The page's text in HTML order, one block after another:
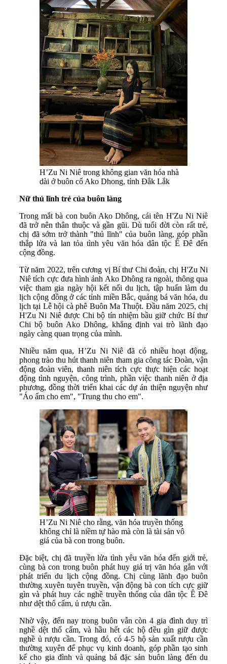
H’Zu Ni Niê trong không gian văn hóa nhà
dài ở buôn cổ Ako Dhong, tỉnh Đắk Lắk
Nữ thủ lĩnh trẻ của buôn làng
Trong mắt bà con buôn Ako Dhông, cái tên H'Zu Ni Niê
đã trở nên thân thuộc và gần gũi. Dù tuổi đời còn rất trẻ,
chị đã sớm trở thành "thủ lĩnh" của buôn làng, góp phần
thắp lửa và lan tỏa tình yêu văn hóa dân tộc Ê Đê đến
cộng đồng.
Từ năm 2022, trên cương vị Bí thư Chi đoàn, chị H'Zu Ni
Niê tích cực đưa hình ảnh Ako Dhông ra ngoài, thông qua
việc tham gia ngày hội kết nối du lịch, tập huấn làm du
lịch cộng đồng ở các tỉnh miền Bắc, quảng bá văn hóa, du
lịch tại Lễ hội cà phê Buôn Ma Thuột. Đầu năm 2025, chị
H'Zu Ni Niê được Chi bộ tín nhiệm bầu giữ chức Bí thư
Chi bộ buôn Ako Dhông, khẳng định vai trò lãnh đạo
ngày càng quan trọng của mình.
Nhiều năm qua, H’Zu Ni Niê đã có nhiều hoạt động,
phong trào thu hút thanh niên tham gia công tác Đoàn, vận
động đoàn viên, thanh niên tích cực thực hiện các hoạt
động tình nguyện, công trình, phần việc thanh niên ở địa
phương, đồng thời triển khai các dự án thiện nguyện như
"Áo ấm cho em", "Trung thu cho em".
H’Zu Ni Niê cho rằng, văn hóa truyền thống
không chỉ là niềm tự hào mà còn là tài sản vô
giá của bà con trong buôn.
Đặc biệt, chị đã truyền lửa tình yêu văn hóa đến giới trẻ,
cùng bà con trong buôn phát huy giá trị văn hóa gắn với
phát triển du lịch cộng đồng. Chị cùng lãnh đạo buôn
thường xuyên tuyên truyền, vận động bà con tích cực giữ
gìn và phát huy các nghề truyền thống của dân tộc Ê Đê
như dệt thổ cẩm, ủ rượu cần.
Nhờ vậy, đến nay trong buôn vẫn còn 4 gia đình duy trì
nghề dệt thổ cẩm, và hầu hết các hộ đều gìn giữ được
nghề ủ rượu cần. Trong đó, có 4-5 hộ sản xuất rượu cần
thường xuyên để phục vụ kinh doanh, góp phần tạo sinh
kế cho gia đình và quảng bá đặc sản buôn làng đến du